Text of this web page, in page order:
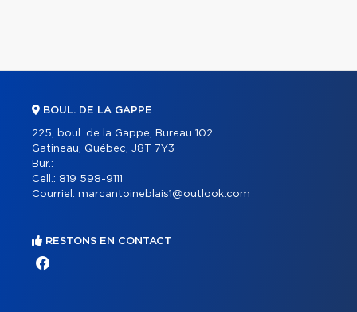
BOUL. DE LA GAPPE
225, boul. de la Gappe, Bureau 102
Gatineau, Québec, J8T 7Y3
Bur.:
Cell.: 819 598-9111
Courriel: marcantoineblais1@outlook.com
RESTONS EN CONTACT